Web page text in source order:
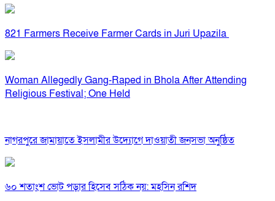
821 Farmers Receive Farmer Cards in Juri Upazila
Woman Allegedly Gang-Raped in Bhola After Attending
Religious Festival; One Held
নাগরপুরে জামায়াতে ইসলামীর উদ্যোগে দাওয়াতী জনসভা অনুষ্ঠিত
৬০ শতাংশ ভোট পড়ার হিসেব সঠিক নয়: মহসিন রশিদ